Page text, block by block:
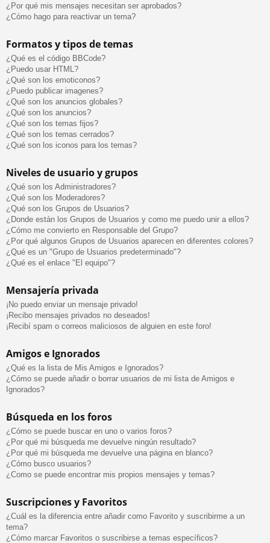
¿Por qué mis mensajes necesitan ser aprobados?
¿Cómo hago para reactivar un tema?
Formatos y tipos de temas
¿Qué es el código BBCode?
¿Puedo usar HTML?
¿Qué son los emoticonos?
¿Puedo publicar imagenes?
¿Qué son los anuncios globales?
¿Qué son los anuncios?
¿Qué son los temas fijos?
¿Qué son los temas cerrados?
¿Qué son los iconos para los temas?
Niveles de usuario y grupos
¿Qué son los Administradores?
¿Qué son los Moderadores?
¿Qué son los Grupos de Usuarios?
¿Donde están los Grupos de Usuarios y como me puedo unir a ellos?
¿Cómo me convierto en Responsable del Grupo?
¿Por qué algunos Grupos de Usuarios aparecen en diferentes colores?
¿Qué es un "Grupo de Usuarios predeterminado"?
¿Qué es el enlace "El equipo"?
Mensajería privada
¡No puedo enviar un mensaje privado!
¡Recibo mensajes privados no deseados!
¡Recibí spam o correos maliciosos de alguien en este foro!
Amigos e Ignorados
¿Qué es la lista de Mis Amigos e Ignorados?
¿Cómo se puede añadir o borrar usuarios de mi lista de Amigos e
Ignorados?
Búsqueda en los foros
¿Cómo se puede buscar en uno o varios foros?
¿Por qué mi búsqueda me devuelve ningún resultado?
¿Por qué mi búsqueda me devuelve una página en blanco?
¿Cómo busco usuarios?
¿Como se puede encontrar mis propios mensajes y temas?
Suscripciones y Favoritos
¿Cuál es la diferencia entre añadir como Favorito y suscribirme a un
tema?
¿Cómo marcar Favoritos o suscribirse a temas específicos?